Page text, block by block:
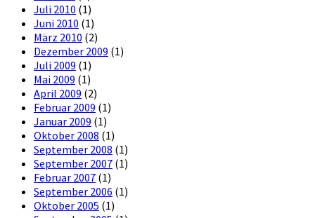
Juli 2010 (1)
Juni 2010 (1)
März 2010 (2)
Dezember 2009 (1)
Juli 2009 (1)
Mai 2009 (1)
April 2009 (2)
Februar 2009 (1)
Januar 2009 (1)
Oktober 2008 (1)
September 2008 (1)
September 2007 (1)
Februar 2007 (1)
September 2006 (1)
Oktober 2005 (1)